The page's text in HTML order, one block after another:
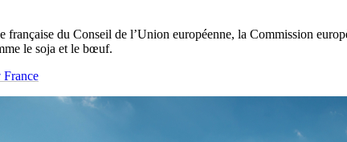
française du Conseil de l’Union européenne, la Commission
le soja et le bœuf.
France